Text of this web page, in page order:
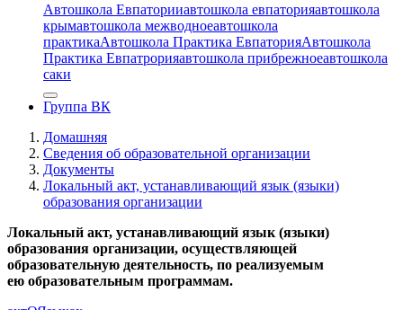
Автошкола Евпаторииавтошкола евпаторияавтошкола
крымавтошкола межводноеавтошкола
практикаАвтошкола Практика ЕвпаторияАвтошкола
Практика Евпатрорияавтошкола прибрежноеавтошкола
саки
Группа ВК
Домашняя
Сведения об образовательной организации
Документы
Локальный акт, устанавливающий язык (языки)
образования организации
Локальный акт, устанавливающий язык (языки)
образования организации, осуществляющей
образовательную деятельность, по реализуемым
ею образовательным программам.